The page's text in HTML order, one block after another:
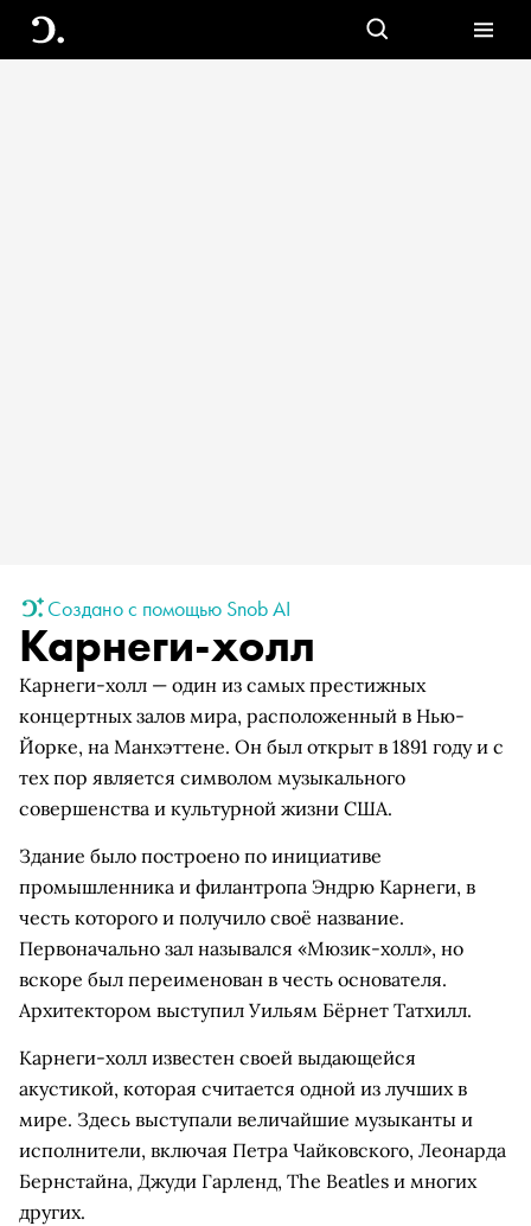
Создано с помощью Snob AI
Карнеги-холл
Карнеги-холл — один из самых престижных
концертных залов мира, расположенный в Нью-
Йорке, на Манхэттене. Он был открыт в 1891 году и с
тех пор является символом музыкального
совершенства и культурной жизни США.
Здание было построено по инициативе
промышленника и филантропа Эндрю Карнеги, в
честь которого и получило своё название.
Первоначально зал назывался «Мюзик-холл», но
вскоре был переименован в честь основателя.
Архитектором выступил Уильям Бёрнет Татхилл.
Карнеги-холл известен своей выдающейся
акустикой, которая считается одной из лучших в
мире. Здесь выступали величайшие музыканты и
исполнители, включая Петра Чайковского, Леонарда
Бернстайна, Джуди Гарленд, The Beatles и многих
других.